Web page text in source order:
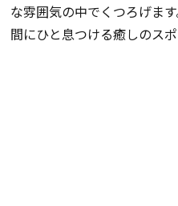
な雰囲気の中でくつろげま
間にひと息つける癒しのスポ